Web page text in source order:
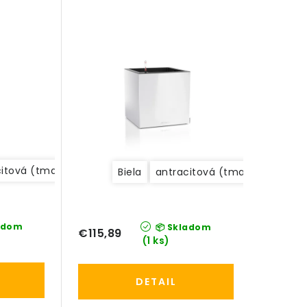
(tmavosivá) strieborná
Biela antracitová (tmavosivá)
📦 Skladom
(1 ks)
€115,89
DETAIL